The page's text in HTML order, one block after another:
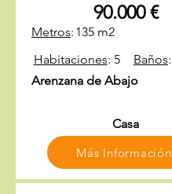
90.000 €
Metros: 135 m2
Habitaciones: 5 Baños:
Arenzana de Abajo
Casa
Más Información